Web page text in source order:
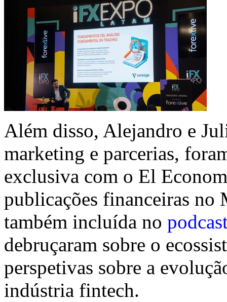
Além disso, Alejandro e
marketing e parcerias,
exclusiva com o El
publicações financeiras no
também incluída no
debruçaram sobre o
perspetivas sobre a
indústria fintech.